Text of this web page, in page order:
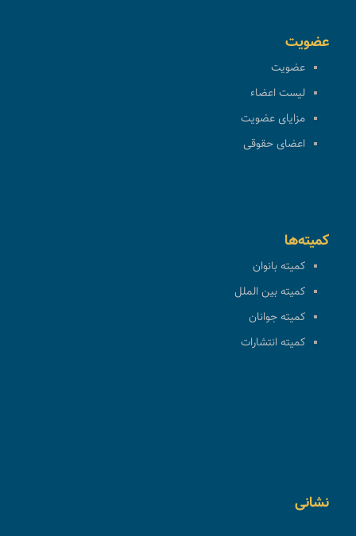
عضویت
عضویت
لیست اعضاء
مزایای عضویت
اعضای حقوقی
کمیته‌ها
کمیته بانوان
کمیته بین الملل
کمیته جوانان
کمیته انتشارات
نشانی